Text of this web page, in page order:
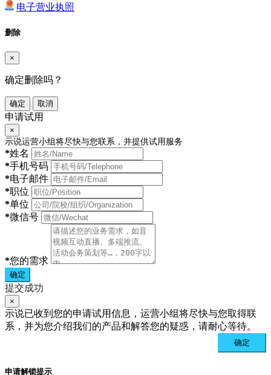
电子营业执照
删除
×
确定删除吗？
确定 取消
申请试用
×
示说运营小组将尽快与您联系，并提供试用服务
*姓名
*手机号码
*电子邮件
*职位
*单位
*微信号
*您的需求
确定
提交成功
×
示说已收到您的申请试用信息，运营小组将尽快与您取得联
系，并为您介绍我们的产品和解答您的疑惑，请耐心等待。
确定
申请解锁提示